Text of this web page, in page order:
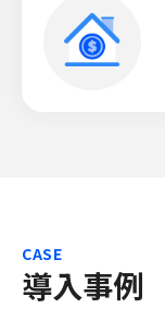
CASE
導入事例